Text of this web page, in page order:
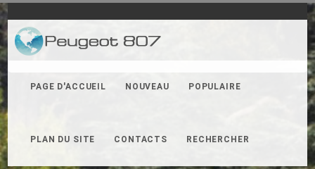
PAGE D'ACCUEIL NOUVEAU POPULAIRE
PLAN DU SITE CONTACTS RECHERCHER